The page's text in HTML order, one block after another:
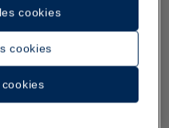
cookies
cookies